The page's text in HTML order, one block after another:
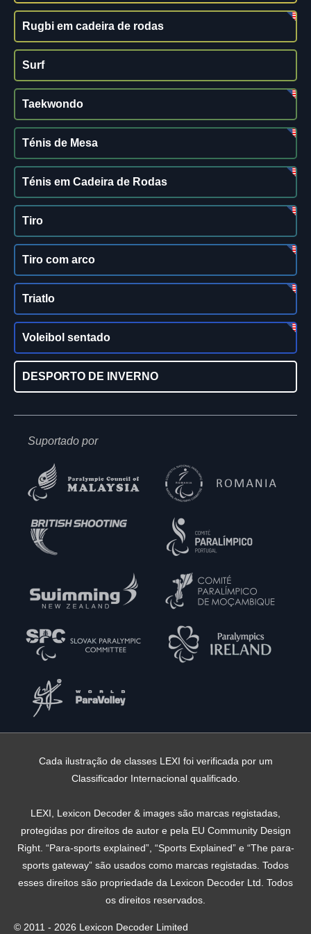
Rugbi em cadeira de rodas
Surf
Taekwondo
Ténis de Mesa
Ténis em Cadeira de Rodas
Tiro
Tiro com arco
Triatlo
Voleibol sentado
DESPORTO DE INVERNO
Suportado por
Cada ilustração de classes LEXI foi verificada por um
Classificador Internacional qualificado.
LEXI, Lexicon Decoder & images são marcas registadas,
protegidas por direitos de autor e pela EU Community Design
Right. “Para-sports explained”, “Sports Explained” e “The para-
sports gateway” são usados ​​como marcas registadas. Todos
esses direitos são propriedade da Lexicon Decoder Ltd. Todos
os direitos reservados.
© 2011 - 2026 Lexicon Decoder Limited